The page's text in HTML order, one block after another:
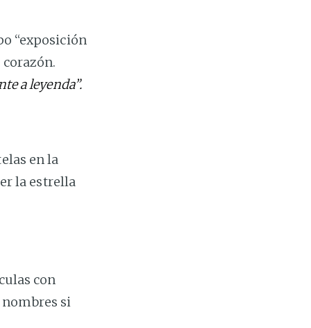
“exposición
a leyenda”.
en la
la estrella
con
si